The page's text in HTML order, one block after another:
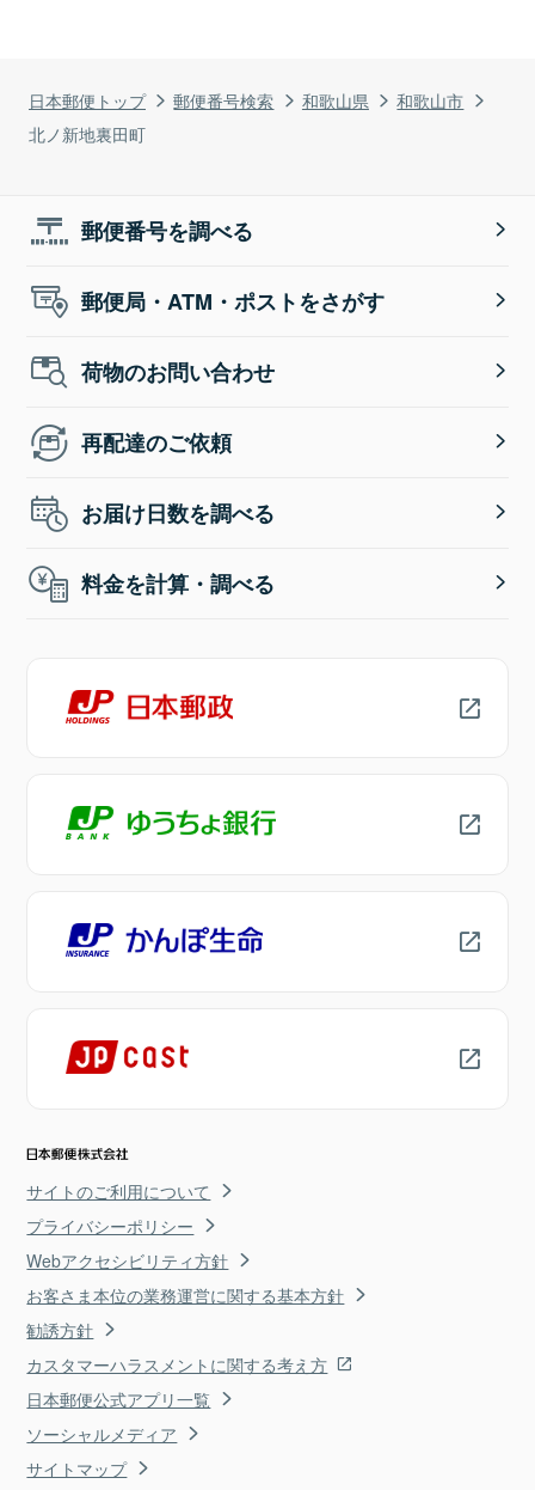
日本郵便トップ 郵便番号検索 和歌山県
和歌山市
北ノ新地裏田町
郵便番号を調べる
郵便局・ATM・ポストをさがす
荷物のお問い合わせ
再配達のご依頼
お届け日数を調べる
料金を計算・調べる
サイトのご利用について
プライバシーポリシー
Webアクセシビリティ方針
お客さま本位の業務運営に関する基本方針
勧誘方針
カスタマーハラスメントに関する考え方
日本郵便公式アプリ一覧
ソーシャルメディア
サイトマップ